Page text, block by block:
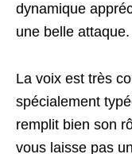
dynamique
une belle attaque.
La voix est très
spécialement
remplit bien son
vous laisse pas